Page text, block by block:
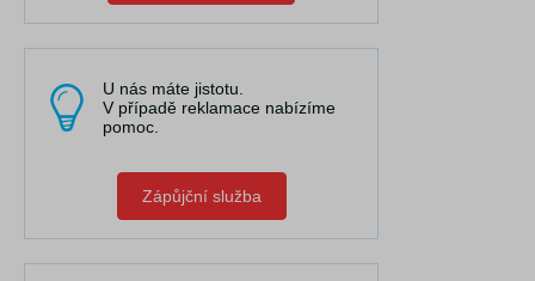
U nás máte jistotu.
V případě reklamace nabízíme
pomoc.
Zápůjční služba